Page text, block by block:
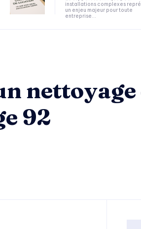
installations complexes
un enjeu majeur pour toute
entreprise...
92